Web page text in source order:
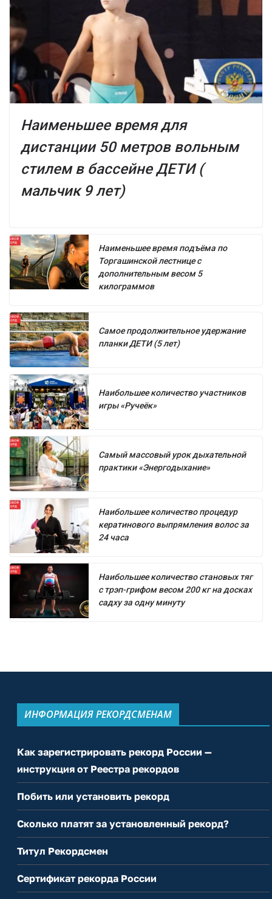
Наименьшее время для
дистанции 50 метров вольным
стилем в бассейне ДЕТИ (
мальчик 9 лет)
Наименьшее время подъёма по
Торгашинской лестнице с
дополнительным весом 5
килограммов
Самое продолжительное удержание
планки ДЕТИ (5 лет)
Наибольшее количество участников
игры «Ручеёк»
Самый массовый урок дыхательной
практики «Энергодыхание»
Наибольшее количество процедур
кератинового выпрямления волос за
24 часа
Наибольшее количество становых тяг
с трэп-грифом весом 200 кг на досках
садху за одну минуту
ИНФОРМАЦИЯ РЕКОРДСМЕНАМ
Как зарегистрировать рекорд России —
инструкция от Реестра рекордов
Побить или установить рекорд
Сколько платят за установленный рекорд?
Титул Рекордсмен
Сертификат рекорда России